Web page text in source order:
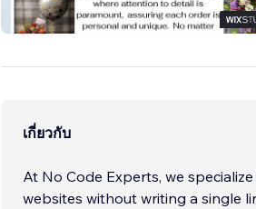
Paragon Petals
เกี่ยวกับ
At No Code Experts, we
websites without writing a single